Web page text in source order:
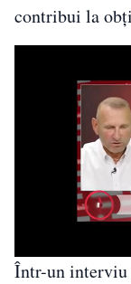
contribui la
Într-un interviu